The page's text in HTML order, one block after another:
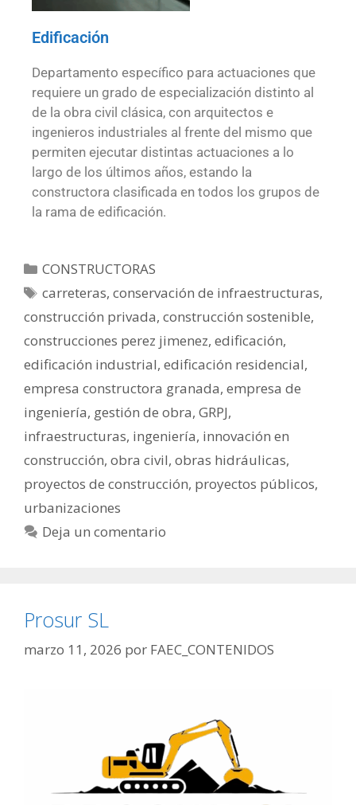
Edificación
Departamento específico para actuaciones que
requiere un grado de especialización distinto al
de la obra civil clásica, con arquitectos e
ingenieros industriales al frente del mismo que
permiten ejecutar distintas actuaciones a lo
largo de los últimos años, estando la
constructora clasificada en todos los grupos de
la rama de edificación.
CONSTRUCTORAS
carreteras,conservación de infraestructuras,
construcción privada, construcción sostenible,
construcciones perez jimenez, edificación,
edificación industrial, edificación residencial,
empresa constructora granada, empresa de
ingeniería, gestión de obra, GRPJ,
infraestructuras, ingeniería, innovación en
construcción, obra civil, obras hidráulicas,
proyectos de construcción, proyectos públicos,
urbanizaciones
Deja un comentario
Prosur SL
marzo 11, 2026 por FAEC_CONTENIDOS